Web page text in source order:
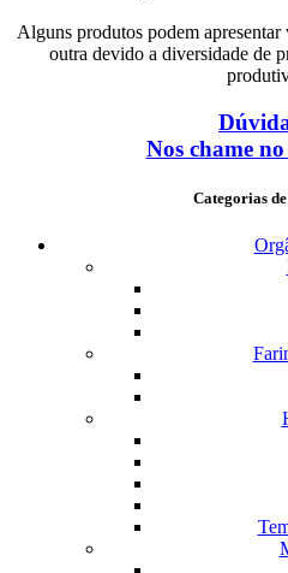
Alguns produtos podem apresentar
outra devido a diversidade de
Nos chame
Categorias